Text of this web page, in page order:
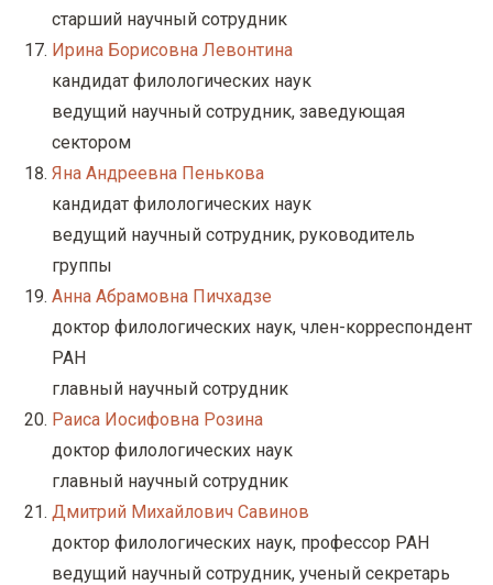
старший научный сотрудник
Ирина Борисовна Левонтина
кандидат филологических наук
ведущий научный сотрудник, заведующая
сектором
Яна Андреевна Пенькова
кандидат филологических наук
ведущий научный сотрудник, руководитель
группы
Анна Абрамовна Пичхадзе
доктор филологических наук, член-корреспондент
РАН
главный научный сотрудник
Раиса Иосифовна Розина
доктор филологических наук
главный научный сотрудник
Дмитрий Михайлович Савинов
доктор филологических наук, профессор РАН
ведущий научный сотрудник, ученый секретарь